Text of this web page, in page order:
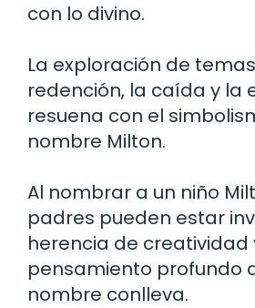
con lo divino.
La exploración de
redención, la caída y la
resuena con el
nombre Milton.
Al nombrar a un niño
padres pueden estar
herencia de creatividad
pensamiento profundo
nombre conlleva.